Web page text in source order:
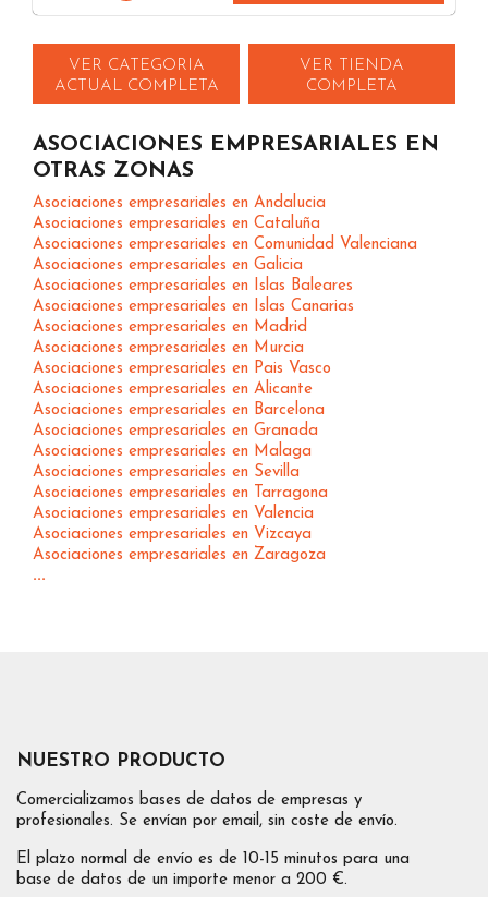
VER CATEGORIA
ACTUAL COMPLETA
VER TIENDA
COMPLETA
ASOCIACIONES EMPRESARIALES EN
OTRAS ZONAS
Asociaciones empresariales en Andalucia
Asociaciones empresariales en Cataluña
Asociaciones empresariales en Comunidad Valenciana
Asociaciones empresariales en Galicia
Asociaciones empresariales en Islas Baleares
Asociaciones empresariales en Islas Canarias
Asociaciones empresariales en Madrid
Asociaciones empresariales en Murcia
Asociaciones empresariales en Pais Vasco
Asociaciones empresariales en Alicante
Asociaciones empresariales en Barcelona
Asociaciones empresariales en Granada
Asociaciones empresariales en Malaga
Asociaciones empresariales en Sevilla
Asociaciones empresariales en Tarragona
Asociaciones empresariales en Valencia
Asociaciones empresariales en Vizcaya
Asociaciones empresariales en Zaragoza
...
NUESTRO PRODUCTO
Comercializamos bases de datos de empresas y
profesionales. Se envían por email, sin coste de envío.
El plazo normal de envío es de 10-15 minutos para una
base de datos de un importe menor a 200 €.